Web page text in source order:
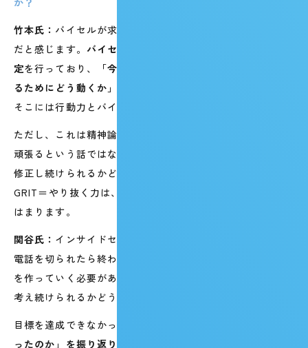
竹本氏： バイセルが求めている人物像と、非常に近い要素
だと感じます。 バイセルの人事制度では半年ごとに目標設
定を行っており、
「今の自分に何が足りないか」「達成す
るためにどう動くか」を自ら考え続けることが重要
そこには行動力とバイタリティが不可欠です。
ただし、これは精神論ではありません。気合いで諦めずに
頑張るという話ではなく、自分の現在地を把握し、行動を
修正し続けられるかどうかが問われます。その意味で、
GRIT＝やり抜く力は、まさに弊社が求めているものに当て
はまります。
関谷氏： インサイドセールスでは、「また電話します」と
電話を切られたら終わってしまうため、自分から次の糸口
を作っていく必要があります。一度断られても、次の手を
考え続けられるかどうか。
目標を達成できなかったときも同じです。
ったのか」を振り返り、フィードバックをもとに行動を変